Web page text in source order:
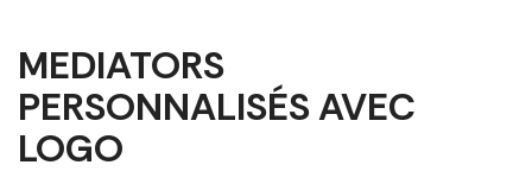
MEDIATORS
PERSONNALISÉS AVEC
LOGO